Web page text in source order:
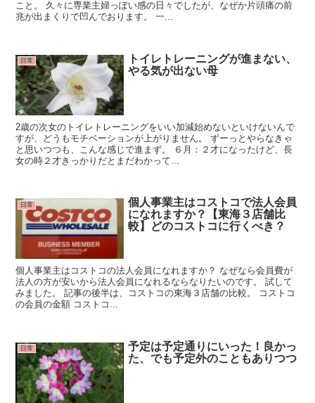
こと。 久々に専業主婦っぽい感の日々でしたが、なぜか片頭痛の前
兆が出まくりで凹んでおります。 一...
日常
トイレトレーニングが進まない、
やる気が出ない母
2歳の次女のトイレトレーニングをいい加減始めないといけないんで
すが、どうもモチベーションが上がりません。 ずーっとやらなきゃ
と思いつつも、こんな感じで進まず。 ６月：２才になったけど、長
女の時２才きっかりだとまだわかって...
日常
個人事業主はコストコで法人会員
になれますか？【東海３店舗比
較】どのコストコに行くべき？
個人事業主はコストコの法人会員になれますか？ なぜなら会員費が
法人の方が安いから法人会員になれるならなりたいのです。 試して
みました。 記事の後半は、コストコの東海３店舗の比較。 コストコ
の会員の金額 コストコ...
日常
予定は予定通りにいった！良かっ
た、でも予定外のこともありつつ